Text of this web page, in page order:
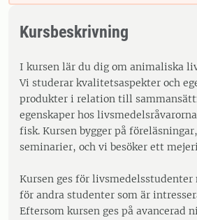
Kursbeskrivning
I kursen lär du dig om animaliska
Vi studerar kvalitetsaspekter och
produkter i relation till
egenskaper hos
fisk. Kursen bygger på
seminarier, och vi besöker ett
Kursen ges för livsmedelsstudenter
för andra studenter som är
Eftersom kursen ges på avancerad